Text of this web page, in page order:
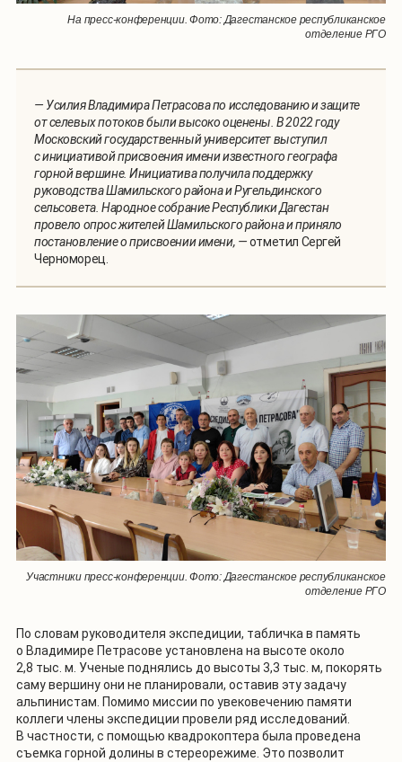
На пресс-конференции. Фото: Дагестанское республиканское
отделение РГО
— Усилия Владимира Петрасова по исследованию и защите
от селевых потоков были высоко оценены. В 2022 году
Московский государственный университет выступил
с инициативой присвоения имени известного географа
горной вершине. Инициатива получила поддержку
руководства Шамильского района и Ругельдинского
сельсовета. Народное собрание Республики Дагестан
провело опрос жителей Шамильского района и приняло
постановление о присвоении имени, —отметил Сергей
Черноморец.
Участники пресс-конференции. Фото: Дагестанское республиканское
отделение РГО
По словам руководителя экспедиции, табличка в память
о Владимире Петрасове установлена на высоте около
2,8 тыс. м. Ученые поднялись до высоты 3,3 тыс. м, покорять
саму вершину они не планировали, оставив эту задачу
альпинистам. Помимо миссии по увековечению памяти
коллеги члены экспедиции провели ряд исследований.
В частности, с помощью квадрокоптера была проведена
съемка горной долины в стереорежиме. Это позволит